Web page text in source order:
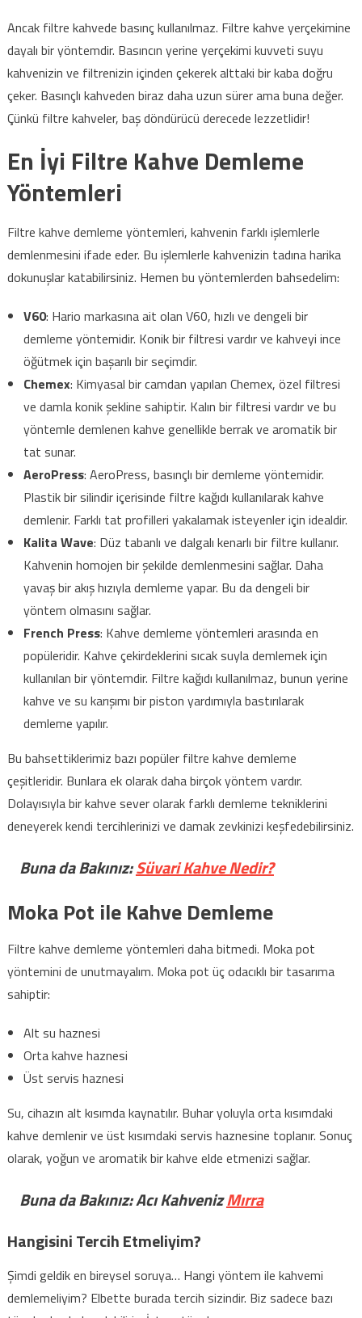
Ancak filtre kahvede basınç kullanılmaz. Filtre kahve yerçekimine
dayalı bir yöntemdir. Basıncın yerine yerçekimi kuvveti suyu
kahvenizin ve filtrenizin içinden çekerek alttaki bir kaba doğru
çeker. Basınçlı kahveden biraz daha uzun sürer ama buna değer.
Çünkü filtre kahveler, baş döndürücü derecede lezzetlidir!
En İyi Filtre Kahve Demleme
Yöntemleri
Filtre kahve demleme yöntemleri, kahvenin farklı işlemlerle
demlenmesini ifade eder. Bu işlemlerle kahvenizin tadına harika
dokunuşlar katabilirsiniz. Hemen bu yöntemlerden bahsedelim:
V60: Hario markasına ait olan V60, hızlı ve dengeli bir
demleme yöntemidir. Konik bir filtresi vardır ve kahveyi ince
öğütmek için başarılı bir seçimdir.
Chemex: Kimyasal bir camdan yapılan Chemex, özel filtresi
ve damla konik şekline sahiptir. Kalın bir filtresi vardır ve bu
yöntemle demlenen kahve genellikle berrak ve aromatik bir
tat sunar.
AeroPress: AeroPress, basınçlı bir demleme yöntemidir.
Plastik bir silindir içerisinde filtre kağıdı kullanılarak kahve
demlenir. Farklı tat profilleri yakalamak isteyenler için idealdir.
Kalita Wave: Düz tabanlı ve dalgalı kenarlı bir filtre kullanır.
Kahvenin homojen bir şekilde demlenmesini sağlar. Daha
yavaş bir akış hızıyla demleme yapar. Bu da dengeli bir
yöntem olmasını sağlar.
French Press: Kahve demleme yöntemleri arasında en
popüleridir. Kahve çekirdeklerini sıcak suyla demlemek için
kullanılan bir yöntemdir. Filtre kağıdı kullanılmaz, bunun yerine
kahve ve su karışımı bir piston yardımıyla bastırılarak
demleme yapılır.
Bu bahsettiklerimiz bazı popüler filtre kahve demleme
çeşitleridir. Bunlara ek olarak daha birçok yöntem vardır.
Dolayısıyla bir kahve sever olarak farklı demleme tekniklerini
deneyerek kendi tercihlerinizi ve damak zevkinizi keşfedebilirsiniz.
Buna da Bakınız:Süvari Kahve Nedir?
Moka Pot ile Kahve Demleme
Filtre kahve demleme yöntemleri daha bitmedi. Moka pot
yöntemini de unutmayalım. Moka pot üç odacıklı bir tasarıma
sahiptir:
Alt su haznesi
Orta kahve haznesi
Üst servis haznesi
Su, cihazın alt kısımda kaynatılır. Buhar yoluyla orta kısımdaki
kahve demlenir ve üst kısımdaki servis haznesine toplanır. Sonuç
olarak, yoğun ve aromatik bir kahve elde etmenizi sağlar.
Buna da Bakınız: Acı KahvenizMırra
Hangisini Tercih Etmeliyim?
Şimdi geldik en bireysel soruya… Hangi yöntem ile kahvemi
demlemeliyim? Elbette burada tercih sizindir. Biz sadece bazı